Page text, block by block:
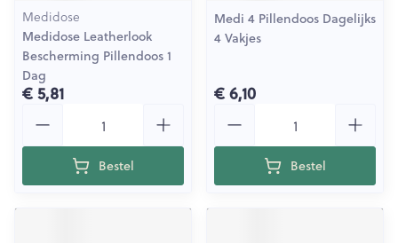
Medidose
Medidose Leatherlook
Bescherming Pillendoos 1
Dag
€ 5,81
Bestel
Medi 4 Pillendoos Dagelijks
4 Vakjes
€ 6,10
Bestel